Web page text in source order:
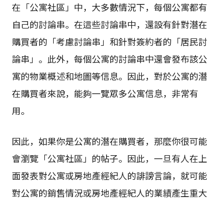
在「公寓社區」中，大多數情況下，每個公寓都有
自己的討論串。在這些討論串中，還設有針對潛在
購買者的「考慮討論串」和針對簽約者的「居民討
論串」。此外，每個公寓的討論串中還會發布該公
寓的物業概述和地圖等信息。因此，對於公寓的潛
在購買者來說，能夠一覽眾多公寓信息，非常有
用。
因此，如果你是公寓的潛在購買者，那麼你很可能
會瀏覽「公寓社區」的帖子。因此，一旦有人在上
面發表對公寓或房地產經紀人的誹謗言論，就可能
對公寓的銷售情況或房地產經紀人的業績產生重大